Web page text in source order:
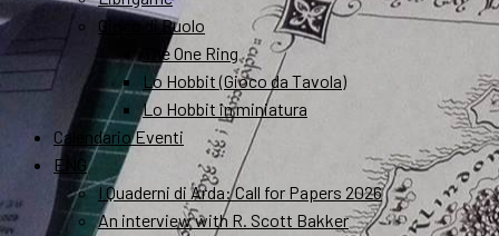
Gioco di Ruolo
The One Ring
Lo Hobbit (Gioco da Tavola)
Lo Hobbit in miniatura
Calendario Eventi
ENG
I Quaderni di Arda: Call for Papers 2026
An interview with R. Scott Bakker